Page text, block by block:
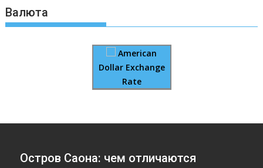
Валюта
American
Dollar Exchange
Rate
Остров Саона: чем отличаются